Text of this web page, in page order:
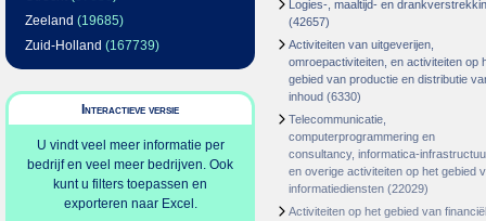
Zeeland (19685)
Zuid-Holland (167739)
Interactieve versie
U vindt veel meer informatie per
bedrijf en veel meer bedrijven. Ook
kunt u filters toepassen en
exporteren naar Excel.
Logies-, maaltijd- en
(42657)
Activiteiten van uitgeverijen,
omroepactiviteiten, en activiteiten op
gebied van productie en distributie
inhoud (6330)
Telecommunicatie,
computerprogrammering en
consultancy, informatica-
en overige activiteiten op het gebied
informatiediensten (22029)
Activiteiten op het gebied van